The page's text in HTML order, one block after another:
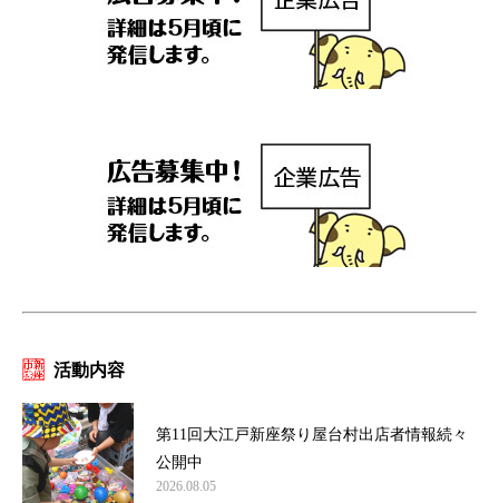
活動内容
第11回大江戸新座祭り屋台村出店者情報続々
公開中
2026.08.05